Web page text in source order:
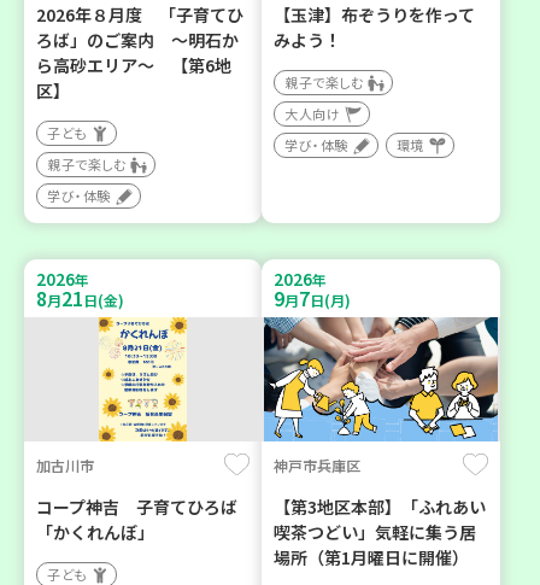
2026年８月度 「子育てひ
ろば」のご案内 ～明石か
ら高砂エリア～ 【第6地
区】
子ども
親子で楽しむ
学び・体験
【玉津】布ぞうりを作って
みよう！
親子で楽しむ
大人向け
学び・体験
環境
2026年
8月21日(金)
加古川市
コープ神吉 子育てひろば
「かくれんぼ」
子ども
2026年
9月7日(月)
神戸市兵庫区
【第3地区本部】「ふれあい
喫茶つどい」気軽に集う居
場所（第1月曜日に開催）